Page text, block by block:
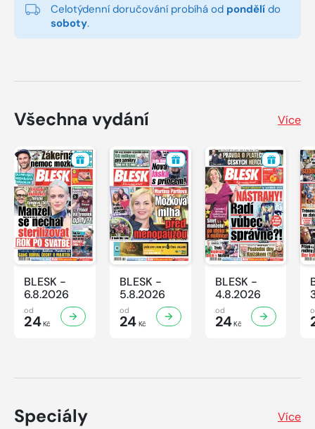
Celotýdenní doručování probíhá od pondělí do
soboty.
Všechna vydání Více
BLESK -
6.8.2026
od
24Kč
BLESK -
5.8.2026
od
24Kč
BLESK -
4.8.2026
od
24Kč
Speciály Více